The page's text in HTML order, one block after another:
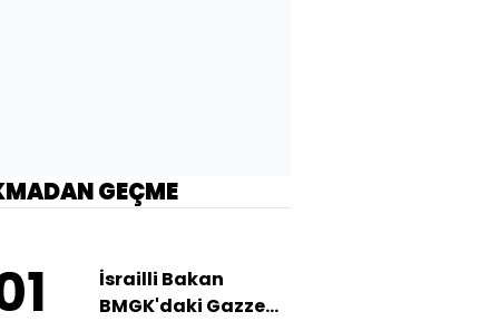
GEÇME
İsrailli Bakan
BMGK'daki Gazze